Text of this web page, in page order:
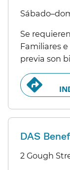
Se
Familiares
previa son
DAS
2 Gough